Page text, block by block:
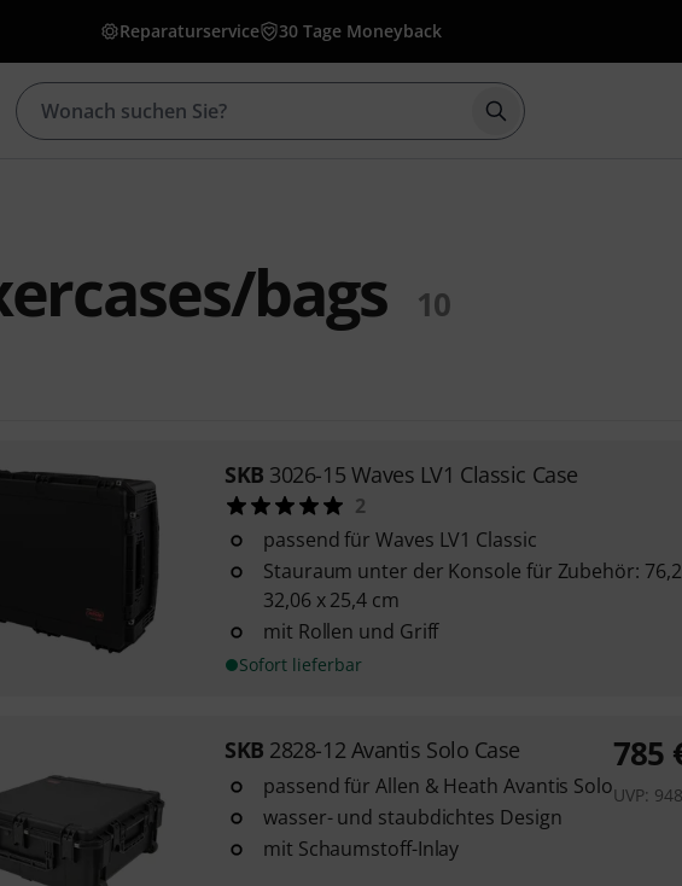
Reparaturservice 30 Tage Moneyback
Suche mit
bags 10
SKB 3026-15 Waves LV1 Classic Case
2
passend für Waves LV1 Classic
Stauraum unter der Konsole für Zubehör:
32,06 x 25,4 cm
mit Rollen und Griff
Sofort lieferbar
SKB 2828-12 Avantis Solo Case
passend für Allen & Heath Avantis Solo
wasser- und staubdichtes Design
mit Schaumstoff-Inlay
785
UVP: